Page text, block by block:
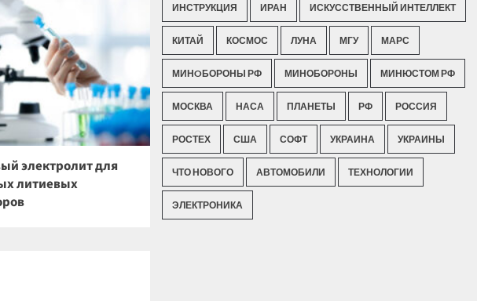
электролит для
литиевых
ИНСТРУКЦИЯ ИРАН ИСКУССТВЕННЫЙ ИНТЕЛЛЕКТ
КИТАЙ КОСМОС ЛУНА МГУ МАРС
МИНOБОРОНЫ РФ МИНОБОРОНЫ МИНЮСТОМ РФ
МОСКВА НАСА ПЛАНЕТЫ РФ РОССИЯ
РОСТЕХ США СОФТ УКРАИНА УКРАИНЫ
ЧТО НОВОГО АВТОМОБИЛИ ТЕХНОЛОГИИ
ЭЛЕКТРОНИКА